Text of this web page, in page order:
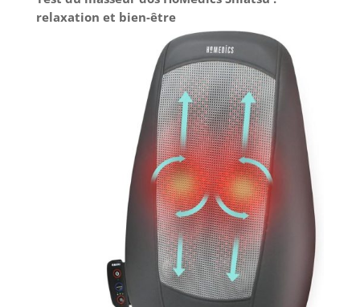
relaxation et bien-être